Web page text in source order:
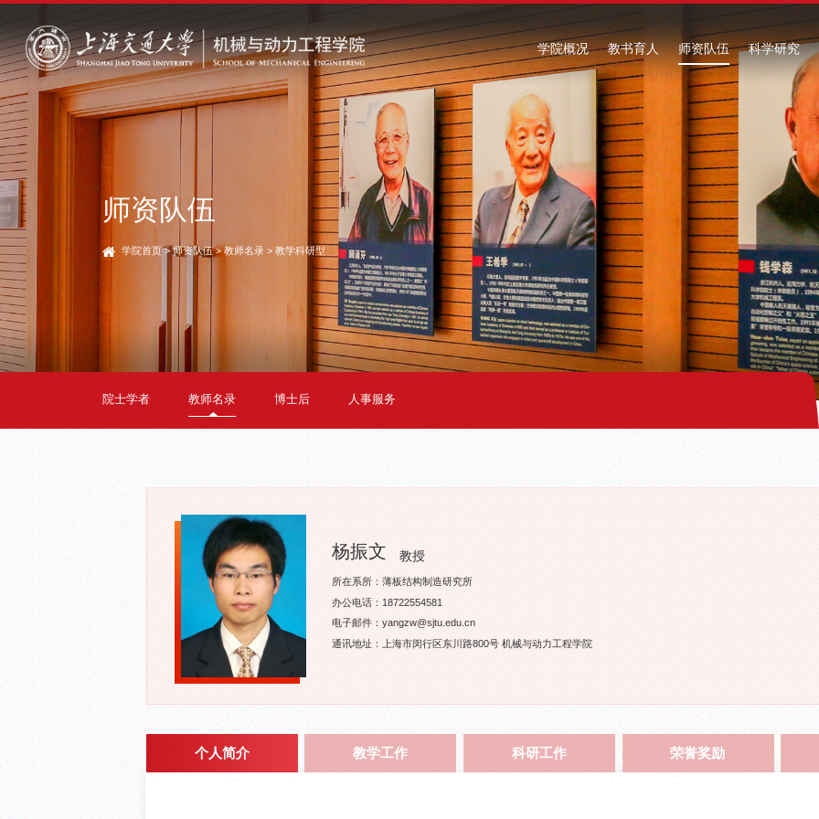
学院概况 教书育人 师资队伍 科学研究
师资队伍
学院首页>师资队伍>教师名录 > 教学科研型
院士学者 教师名录 博士后 人事服务
杨振文 教授
所在系所：薄板结构制造研究所
办公电话：18722554581
电子邮件：yangzw@sjtu.edu.cn
通讯地址：上海市闵行区东川路800号 机械与动力工程学院
个人简介 教学工作 科研工作 荣誉奖励